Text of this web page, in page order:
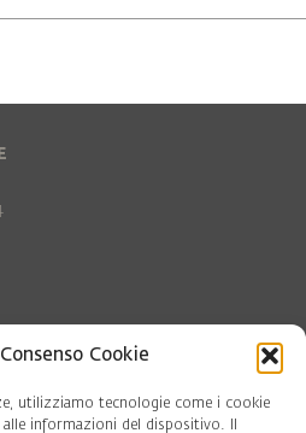
Cookie
utilizziamo tecnologie come i cookie
informazioni del dispositivo. Il